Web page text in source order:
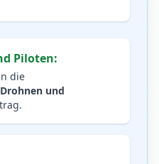
Piloten:
die
und